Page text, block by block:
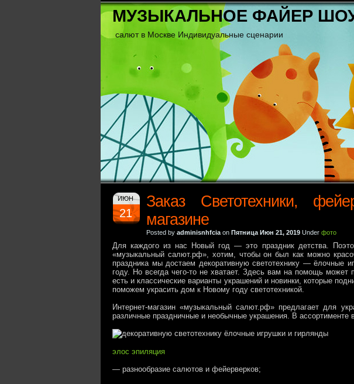
МУЗЫКАЛЬНОЕ ФАЙЕР
салют в Москве Индивидуальные сценарии
ИЮН
21
Заказ Светотехники,
магазине
Posted by adminisnhfcia on Пятница Июн 21, 2019 Under фото
Для каждого из нас Новый год — это праздник детства.
«музыкальный салют.рф», хотим, чтобы он был как можно
праздника мы достаем декоративную светотехнику — ёлочные
году. Но всегда чего-то не хватает. Здесь вам на помощь
есть и классические варианты украшений и новинки, которые
поможем украсить дом к Новому году светотехникой.
Интернет-магазин «музыкальный салют.рф» предлагает для
различные праздничные и необычные украшения. В ассортименте
элос эпиляция
— разнообразие салютов и фейерверков;